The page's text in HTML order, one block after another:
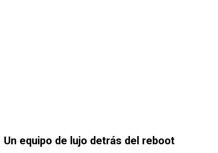
Un equipo de lujo detrás del reboot